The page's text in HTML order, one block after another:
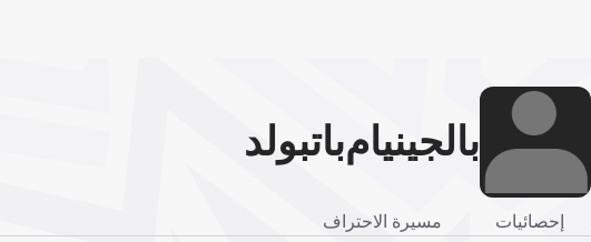
بالجينيامباتبولد
إحصائيات مسيرة الاحتراف